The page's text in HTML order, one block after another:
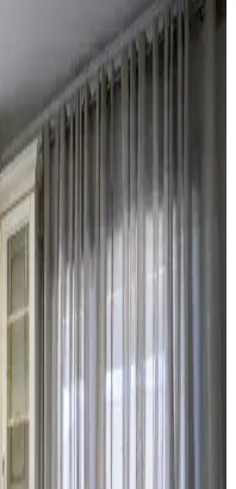
değiştirme, dolaplarda ikili
ve fonksiyonel bir denge
havasını belirler.
Renk ve
uyumu ve düzenleme
buzdolabı gibi unsurlar
atmosferi canlandırır.
Yan Yana mı
Analiz
ve aralıklı
ve görsel dengesini artırır.
edilir ve alt boşluk
Renk Uyumu: